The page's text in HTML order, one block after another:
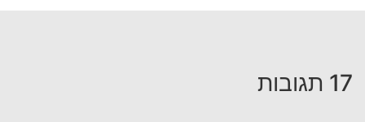
17 תגובות